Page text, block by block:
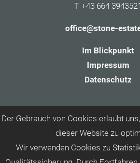
Der Gebrauch von Cookies erlaubt
dieser Website zu
Wir verwenden Cookies zu
T +43 664 3943521
office@stone-
Im Blickpunkt
Impressum
Datenschutz